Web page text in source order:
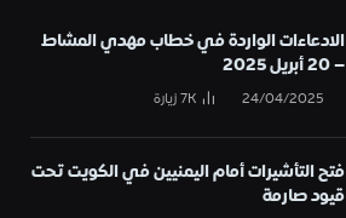
الادعاءات الواردة في خطاب مهدي المشاط
– 20 أبريل 2025
24/04/2025
7Kزيارة
فتح التأشيرات أمام اليمنيين في الكويت تحت
قيود صارمة